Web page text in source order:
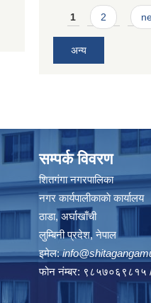
Pages
1 2
अन्य
सम्पर्क विवरण
शितगंगा नगरपालिका
नगर कार्यपालीकाकाे कार्यालय
ठाडा, अर्घाखाँची
लुम्बिनी प्रदेश, नेपाल
इमेल:
फोन नंम्बर: